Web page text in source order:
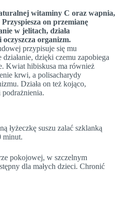
witaminy C oraz wapnia,
on przemianę
w jelitach, działa
organizm.
przypisuje się mu
dzięki czemu zapobiega
Kwiat hibiskusa ma również
krwi, a polisacharydy
Działa on też kojąco,
podrażnienia.
łyżeczkę suszu zalać szklanką
minut.
pokojowej, w szczelnym
dla małych dzieci. Chronić